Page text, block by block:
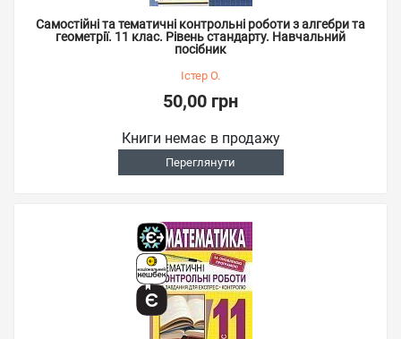
Самостійні та тематичні контрольні роботи з алгебри та
геометрії. 11 клас. Рівень стандарту. Навчальний
посібник
Істер О.
50,00 грн
Книги немає в продажу
Переглянути